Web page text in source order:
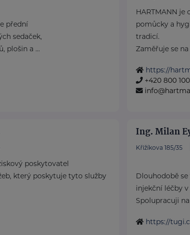
přední
sedaček,
plošin a ...
HARTMANN
pomůcky a
tradicí.
Zaměřuje se na
https://
+420 800
poskytovatel
který poskytuje tyto služby
Ing. Milan
Křižíkova 185/35
Dlouhodobě
injekční léčby
Spolupracuji
https://